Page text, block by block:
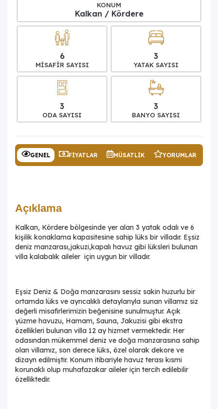
KONUM
Kalkan / Kördere
6
MISAFIR SAYISI
3
YATAK SAYISI
3
ODA SAYISI
3
BANYO SAYISI
GENEL FIYATLAR MÜSATLIK YORUMLAR
Açıklama
Kalkan, Kördere bölgesinde yer alan 3 yatak odalı ve 6
kişilik konaklama kapasitesine sahip lüks bir villadır. Eşsiz
deniz manzarası,jakuzi,kapalı havuz gibi lüksleri bulunan
villa kalabalık aileler için uygun bir villadır.
Eşsiz Deniz & Doğa manzarasını sessiz sakin huzurlu bir
ortamda lüks ve ayrıcalıklı detaylarıyla sunan villamız siz
değerli misafirlerimizin beğenisine sunulmuştur. Açık
yüzme havuzu, Hamam, Sauna, Jakuzisi gibi ekstra
özellikleri bulunan villa 12 ay hizmet vermektedir. Her
odasından mükemmel deniz ve doğa manzarasına sahip
olan villamız, son derece lüks, özel olarak dekore ve
dizayn edilmiştir. Konum itibariyle havuz terası kısmi
korunaklı olup muhafazakar aileler için tercih edilebilir
özelliktedir.